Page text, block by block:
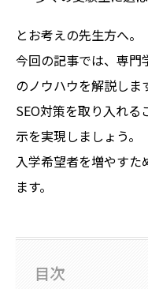
とお考えの先生方へ。
今回の記事では、専門
のノウハウを解説しま
SEO対策を取り入れ
示を実現しましょう。
入学希望者を増やす
ます。
目次